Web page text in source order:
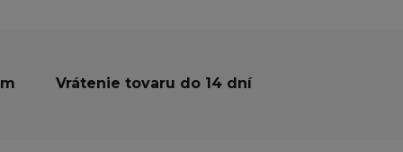
Vrátenie tovaru do 14 dní